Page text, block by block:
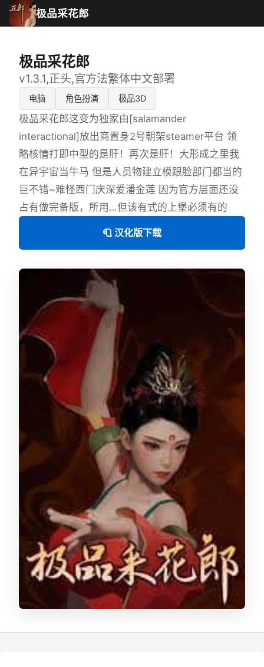
极品采花郎
极品采花郎
v1.3.1,正头,官方法繁体中文部署
电脑 角色扮演 极品3D
极品采花郎这变为独家由[salamander
interactional]放出商置身2号朝架steamer平台 领
略核情打即中型的是肝！再次是肝！大形成之里我
在异宇宙当牛马 但是人员物建立模跟脸部门都当的
巨不错~难怪西门庆深爱潘金莲 因为官方层面还没
占有做完备版，所用…但该有式的上堡必须有的
🧻 汉化版下载